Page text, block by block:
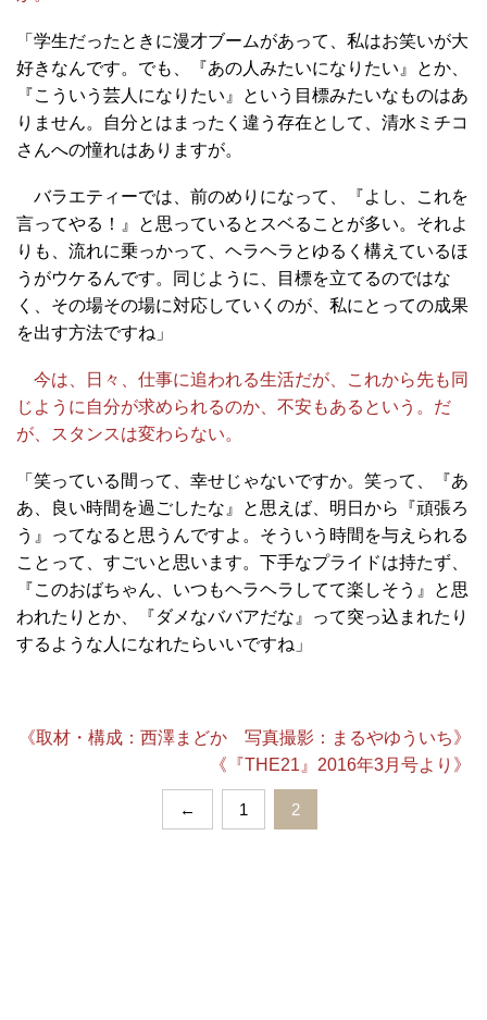
「学生だったときに漫才ブームがあって、私はお笑いが大
好きなんです。でも、『あの人みたいになりたい』とか、
『こういう芸人になりたい』という目標みたいなものはあ
りません。自分とはまったく違う存在として、清水ミチコ
さんへの憧れはありますが。
バラエティーでは、前のめりになって、『よし、これを
言ってやる！』と思っているとスベることが多い。それよ
りも、流れに乗っかって、ヘラヘラとゆるく構えているほ
うがウケるんです。同じように、目標を立てるのではな
く、その場その場に対応していくのが、私にとっての成果
を出す方法ですね」
今は、日々、仕事に追われる生活だが、これから先も同
じように自分が求められるのか、不安もあるという。だ
が、スタンスは変わらない。
「笑っている間って、幸せじゃないですか。笑って、『あ
あ、良い時間を過ごしたな』と思えば、明日から『頑張ろ
う』ってなると思うんですよ。そういう時間を与えられる
ことって、すごいと思います。下手なプライドは持たず、
『このおばちゃん、いつもヘラヘラしてて楽しそう』と思
われたりとか、『ダメなババアだな』って突っ込まれたり
するような人になれたらいいですね」
《取材・構成：西澤まどか 写真撮影：まるやゆういち》
《『THE21』2016年3月号より》
← 1 2